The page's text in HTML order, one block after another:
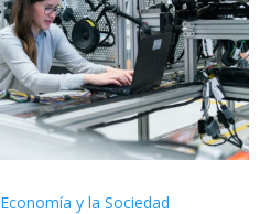
Economía y la Sociedad